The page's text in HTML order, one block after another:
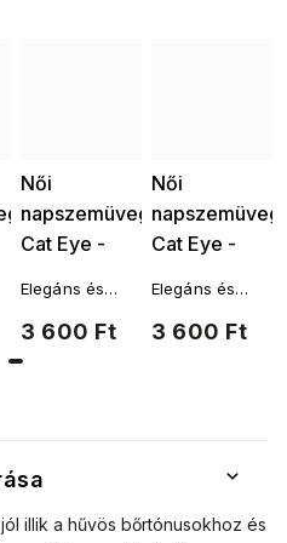
illik a hűvös bőrtónusokhoz és
Női
napszemüveg,
Cat Eye -
23807, lila
9001557-8
3 600 Ft
Elegáns és
finoman
szokatlan és
stílust és
minden nő
Női
napszemüveg,
Cat Eye -
23807,
rózsaszín
3 600 Ft
Elegáns és
finoman
minden nő